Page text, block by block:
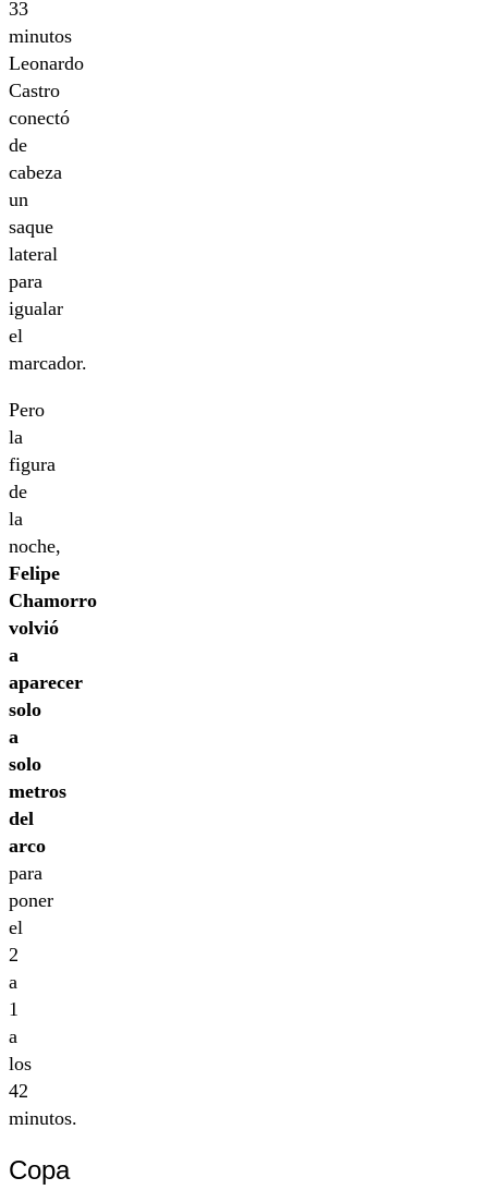
33
minutos
Leonardo
Castro
conectó
de
cabeza
un
saque
lateral
para
igualar
el
marcador.
Pero
la
figura
de
la
noche,
Felipe
Chamorro
volvió
a
aparecer
solo
a
solo
metros
del
arco
para
poner
el
2
a
1
a
los
42
minutos.
Copa